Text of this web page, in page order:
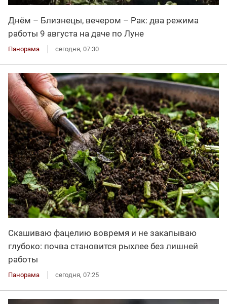
Днём – Близнецы, вечером – Рак: два режима
работы 9 августа на даче по Луне
Панорама сегодня, 07:30
Скашиваю фацелию вовремя и не закапываю
глубоко: почва становится рыхлее без лишней
работы
Панорама сегодня, 07:25